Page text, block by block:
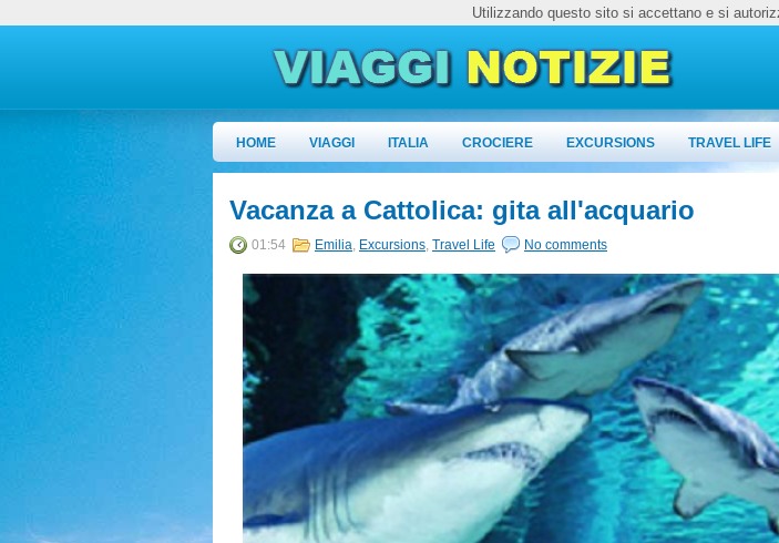
HOME VIAGGI ITALIA CROCIERE EXCURSIONS TRAVEL LIFE
Vacanza a Cattolica: gita all'acquario
01:54 Emilia, Excursions, Travel Life No comments
Utilizzando questo sito si accettano e si